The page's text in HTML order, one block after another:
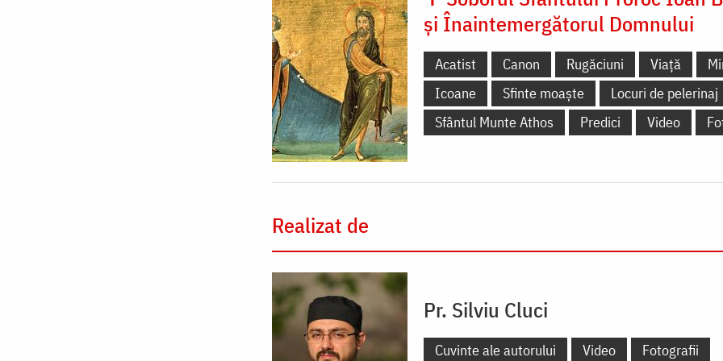
și Înaintemergătorul Domnului
Acatist Canon Rugăciuni Viață
Icoane
Sfinte moaște
Locuri de pelerinaj
Sfântul Munte Athos
Predici Video
Realizat de
Pr. Silviu Cluci
Cuvinte ale autorului Video Fotografii